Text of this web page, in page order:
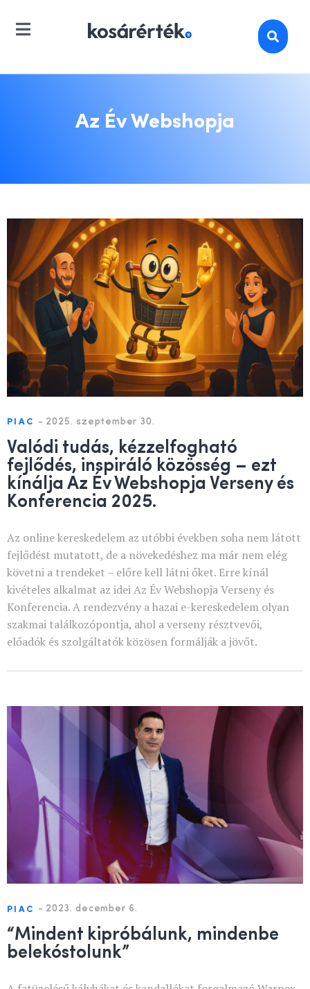
Az Év Webshopja
PIAC - 2025. szeptember 30.
Valódi tudás, kézzelfogható
fejlődés, inspiráló közösség – ezt
kínálja Az Év Webshopja Verseny és
Konferencia 2025.
Az online kereskedelem az utóbbi években soha nem látott
fejlődést mutatott, de a növekedéshez ma már nem elég
követni a trendeket – előre kell látni őket. Erre kínál
kivételes alkalmat az idei Az Év Webshopja Verseny és
Konferencia. A rendezvény a hazai e-kereskedelem olyan
szakmai találkozópontja, ahol a verseny résztvevői,
előadók és szolgáltatók közösen formálják a jövőt.
PIAC - 2023. december 6.
“Mindent kipróbálunk, mindenbe
belekóstolunk”